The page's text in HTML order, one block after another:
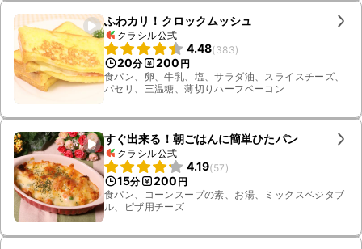
ふわカリ！クロックムッシュ
クラシル公式
4.48(383)
20分 200 円
食パン、卵、牛乳、塩、サラダ油、スライスチーズ、
パセリ、三温糖、薄切りハーフベーコン
すぐ出来る！朝ごはんに簡単ひたパン
クラシル公式
4.19(57 )
15分 200 円
食パン、コーンスープの素、お湯、ミックスベジタブ
ル、ピザ用チーズ